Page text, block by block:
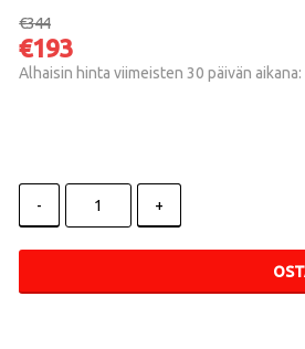
€344
€193
Alhaisin hinta viimeisten 30 päivän aikana
- +